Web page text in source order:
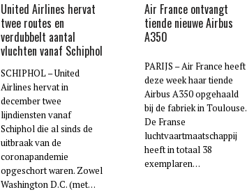
United Airlines hervat
twee routes en
verdubbelt aantal
vluchten vanaf Schiphol
SCHIPHOL – United
Airlines hervat in
december twee
lijndiensten vanaf
Schiphol die al sinds de
uitbraak van de
coronapandemie
opgeschort waren. Zowel
Washington D.C. (met…
Air France ontvangt
tiende nieuwe Airbus
A350
PARIJS – Air France heeft
deze week haar tiende
Airbus A350 opgehaald
bij de fabriek in Toulouse.
De Franse
luchtvaartmaatschappij
heeft in totaal 38
exemplaren…